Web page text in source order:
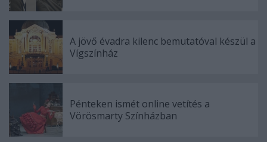
A jövő évadra kilenc bemutatóval készül a
Vígszínház
Pénteken ismét online vetítés a
Vörösmarty Színházban